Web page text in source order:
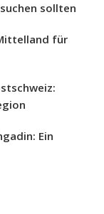
sollten
für
Ein